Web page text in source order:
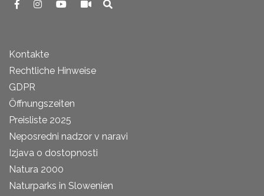
Kontakte
Rechtliche Hinweise
GDPR
Öffnungszeiten
Preisliste 2025
Neposredni nadzor v naravi
Izjava o dostopnosti
Natura 2000
Naturparks in Slowenien